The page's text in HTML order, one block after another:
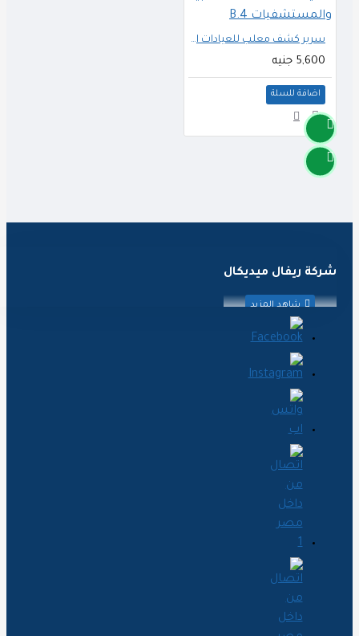
سرير كشف معلب للعيادات الطبية والمستشفيات B.4
5,600 جنيه
اضافة للسلة
ريفال ميديكال